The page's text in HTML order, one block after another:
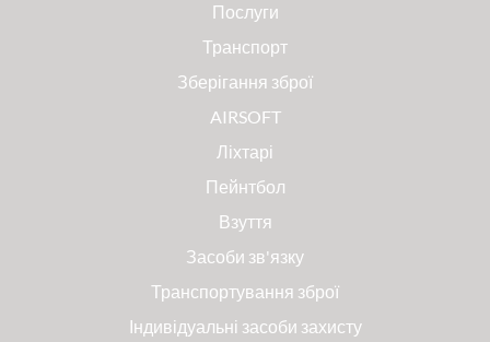
Послуги
Транспорт
Зберігання зброї
AIRSOFT
Ліхтарі
Пейнтбол
Взуття
Засоби зв'язку
Транспортування зброї
Індивідуальні засоби захисту